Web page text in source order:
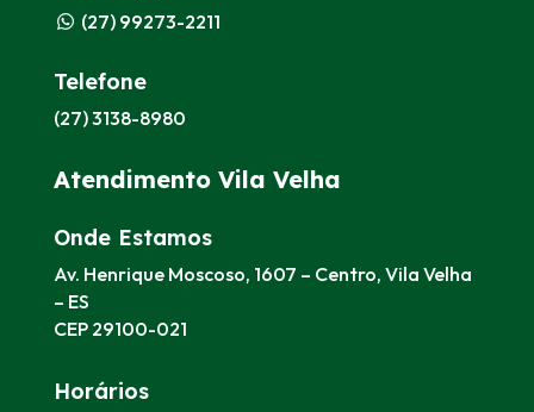
(27) 99273-2211
Telefone
(27) 3138-8980​
Atendimento Vila Velha
Onde Estamos
Av. Henrique Moscoso, 1607 – Centro, Vila Velha
– ES
CEP 29100-021
Horários